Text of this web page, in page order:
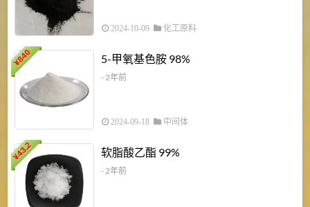
2024-10-09 化工原料
¥
840 5-甲氧基色胺 98%
- 2年前
2024-09-18 中间体
¥
43.2 软脂酸乙酯 99%
- 2年前